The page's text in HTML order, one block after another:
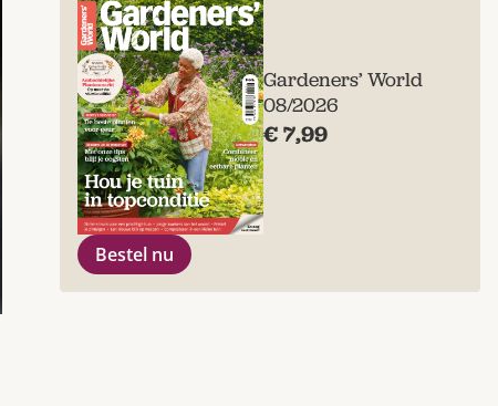
Gardeners’ World
08/2026
€ 7,99
Bestel nu